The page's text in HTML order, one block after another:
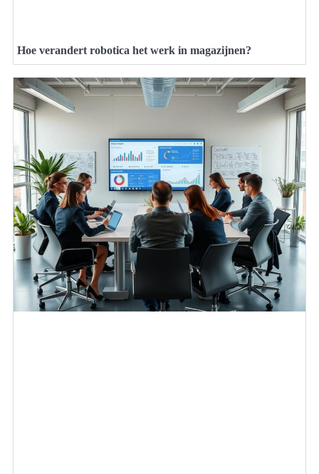
Hoe verandert robotica het werk in magazijnen?